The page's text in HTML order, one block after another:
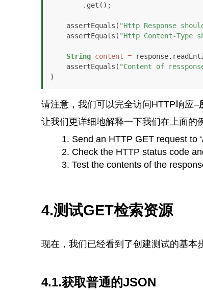
    assertEquals(
"Http Response
    assertEquals(
"Http Content-Type
String content =
    assertEquals(
"Content of
请注意，我们可以完全访问HTTP响应–
让我们更详细地解释一下我们在上面的
Send an HTTP GET request to
Check the HTTP status code
Test the contents of the
4.测试GET检索资源
现在，我们已经看到了创建测试的基本
4.1.获取普通的JSON